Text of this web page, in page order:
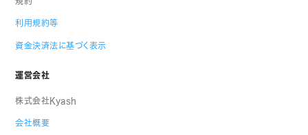
利用規約等
資金決済法に基づく表示
運営会社
株式会社Kyash
会社概要